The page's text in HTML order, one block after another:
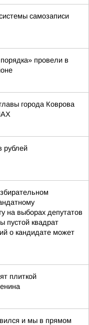
самозаписи
провели в
города Коврова
рублей
на выборах депутатов
пустой квадрат
о кандидате может
плиткой
и мы в прямом